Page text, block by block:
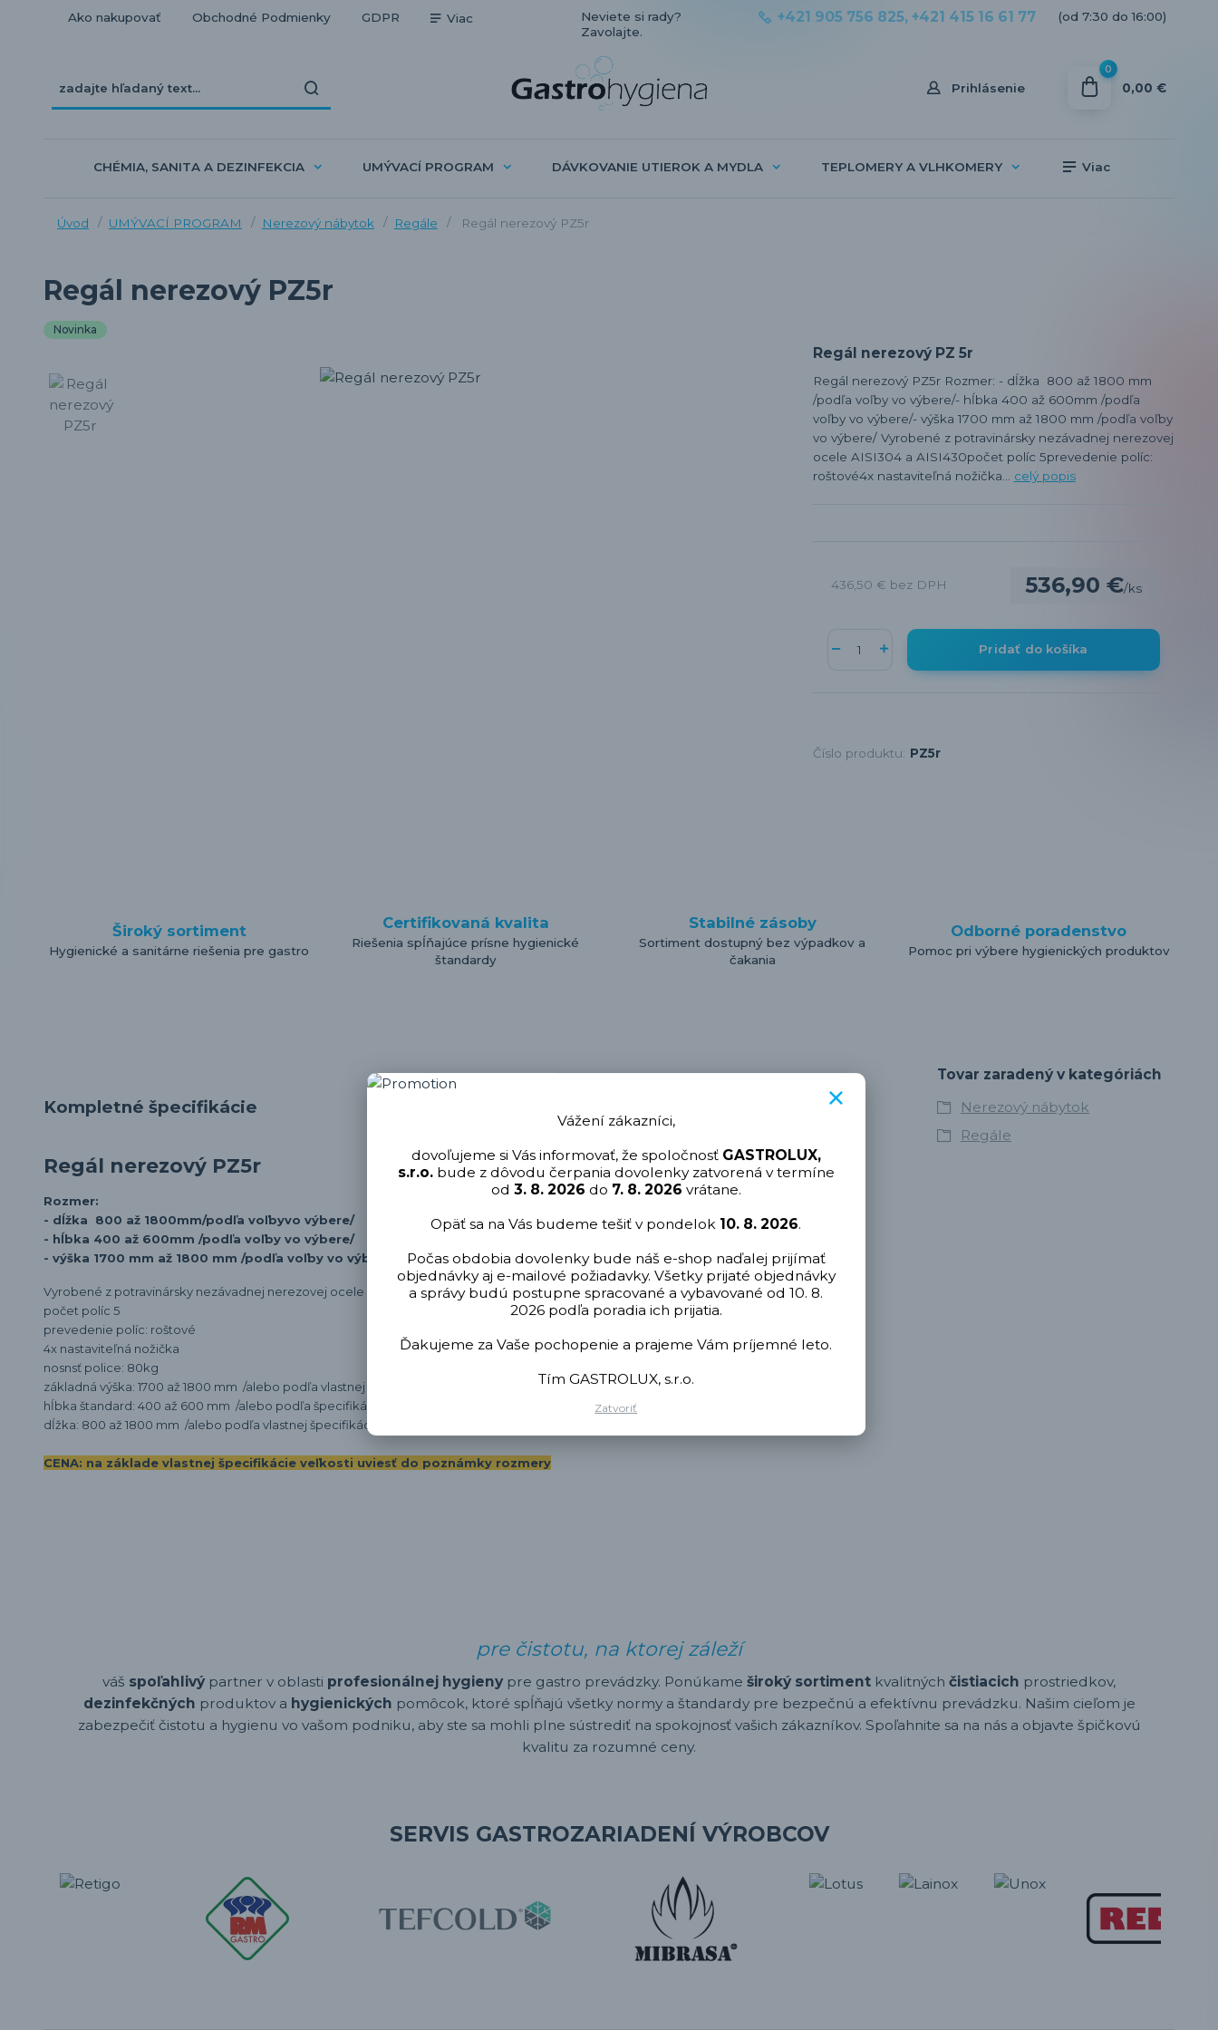
Ako nakupovať Obchodné Podmienky GDPR Viac
Prihlásenie
Neviete si rady?
Zavolajte.
+421 905 756 825, +421 415 16 61 77 (od 7:30 do 16:00)
0
0,00 €
CHÉMIA, SANITA A DEZINFEKCIA UMÝVACÍ PROGRAM DÁVKOVANIE UTIEROK A MYDLA TEPLOMERY A VLHKOMERY Viac
Úvod UMÝVACÍ PROGRAM Nerezový nábytok Regále Regál nerezový PZ5r
Regál nerezový PZ5r
Novinka
Regál nerezový PZ 5r
Regál nerezový PZ5r Rozmer: - dĺžka 800 až 1800 mm
/podľa voľby vo výbere/- hĺbka 400 až 600mm /podľa
voľby vo výbere/- výška 1700 mm až 1800 mm /podľa voľby
vo výbere/ Vyrobené z potravinársky nezávadnej nerezovej
ocele AISI304 a AISI430počet políc 5prevedenie políc:
roštové4x nastaviteľná nožička... celý popis
536,90 €/ks
436,50 € bez DPH
Pridať do košíka
Číslo produktu: PZ5r
Široký sortiment
Hygienické a sanitárne riešenia pre gastro
Certifikovaná kvalita
Riešenia spĺňajúce prísne hygienické
štandardy
Stabilné zásoby
Sortiment dostupný bez výpadkov a
čakania
Odborné poradenstvo
Pomoc pri výbere hygienických produktov
Kompletné špecifikácie
Regál nerezový PZ5r
Rozmer:
- dĺžka 800 až 1800mm/podľa voľbyvo výbere/
- hĺbka 400 až 600mm /podľa voľby vo výbere/
- výška 1700 mm až 1800 mm /podľa voľby vo výbere/
Vyrobené z potravinársky nezávadnej nerezovej ocele AISI304 a AISI430
počet políc 5
prevedenie políc: roštové
4x nastaviteľná nožička
nosnsť police: 80kg
základná výška: 1700 až 1800 mm /alebo podľa vlastnej špecifikácie/
hĺbka štandard: 400 až 600 mm /alebo podľa špecifikácie/
dĺžka: 800 až 1800 mm /alebo podľa vlastnej špecifikácie/
CENA: na základe vlastnej špecifikácie veľkosti uviesť do poznámky rozmery
Tovar zaradený v kategóriách
Nerezový nábytok
Regále
pre čistotu, na ktorej záleží
váš spoľahlivý partner v oblasti profesionálnej hygieny pre gastro prevádzky. Ponúkame široký sortiment kvalitných čistiacich prostriedkov,
dezinfekčných produktov a hygienických pomôcok, ktoré spĺňajú všetky normy a štandardy pre bezpečnú a efektívnu prevádzku. Našim cieľom je
zabezpečiť čistotu a hygienu vo vašom podniku, aby ste sa mohli plne sústrediť na spokojnosť vašich zákazníkov. Spoľahnite sa na nás a objavte špičkovú
kvalitu za rozumné ceny.
SERVIS GASTROZARIADENÍ VÝROBCOV
Vážení zákazníci,
dovoľujeme si Vás informovať, že spoločnosť GASTROLUX,
s.r.o.bude z dôvodu čerpania dovolenky zatvorená v termíne
od 3. 8. 2026 do 7. 8. 2026 vrátane.
Opäť sa na Vás budeme tešiť v pondelok 10. 8. 2026.
Počas obdobia dovolenky bude náš e-shop naďalej prijímať
objednávky aj e-mailové požiadavky. Všetky prijaté objednávky
a správy budú postupne spracované a vybavované od 10. 8.
2026 podľa poradia ich prijatia.
Ďakujeme za Vaše pochopenie a prajeme Vám príjemné leto.
Tím GASTROLUX, s.r.o.
Zatvoriť